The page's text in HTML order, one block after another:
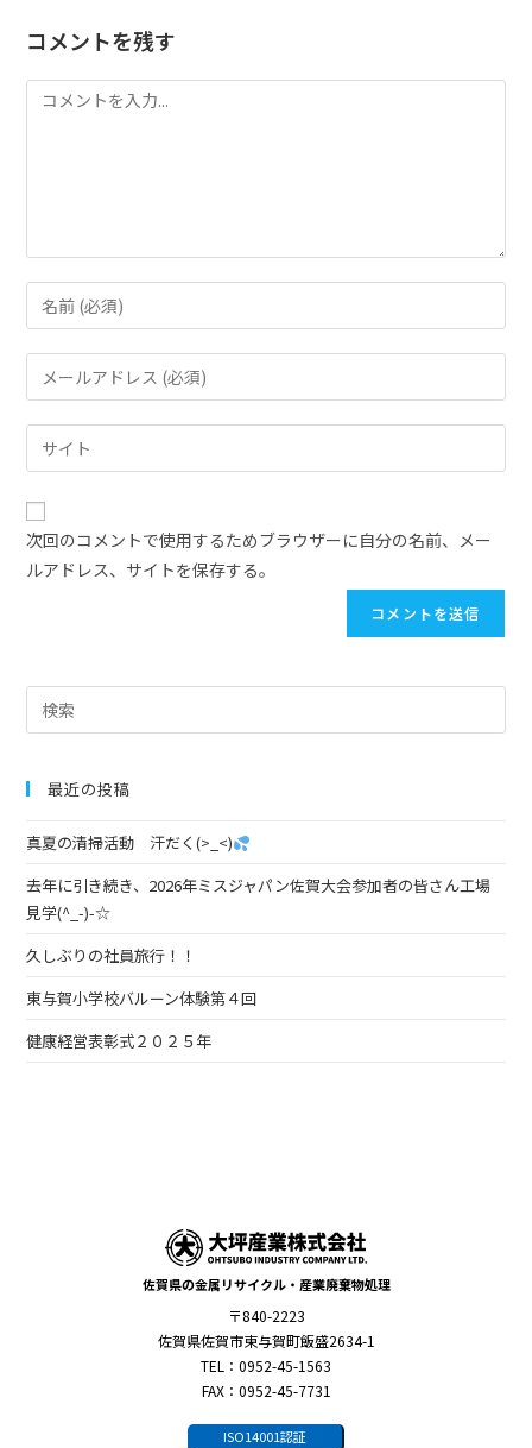
コメントを残す
次回のコメントで使用するためブラウザーに自分の名前、メー
ルアドレス、サイトを保存する。
最近の投稿
真夏の清掃活動 汗だく(>_<)
去年に引き続き、2026年ミスジャパン佐賀大会参加者の皆さん工場
見学(^_-)-☆
久しぶりの社員旅行！！
東与賀小学校バルーン体験第４回
健康経営表彰式２０２５年
佐賀県の金属リサイクル・産業廃棄物処理
〒840-2223
佐賀県佐賀市東与賀町飯盛2634-1
TEL：0952-45-1563
FAX：0952-45-7731
ISO14001認証